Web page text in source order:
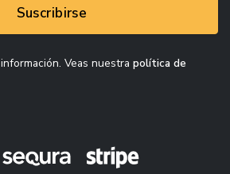
Suscribirse
Veas nuestra política de